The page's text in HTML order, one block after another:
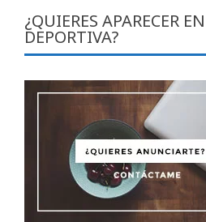
¿QUIERES APARECER
DEPORTIVA?